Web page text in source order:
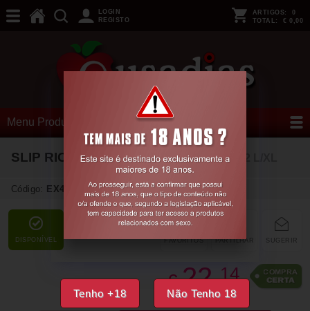
Tenho +18 Não Tenho 18
LOGIN
REGISTO
ARTIGOS: 0
TOTAL: € 0,00
Menu Produtos
SLIP RICHARD PRETO PASSION40-42 L/XL
Código: EX47907
DISPONÍVEL SUGERIR
PARTILHAR
FAVORITOS
€22,14